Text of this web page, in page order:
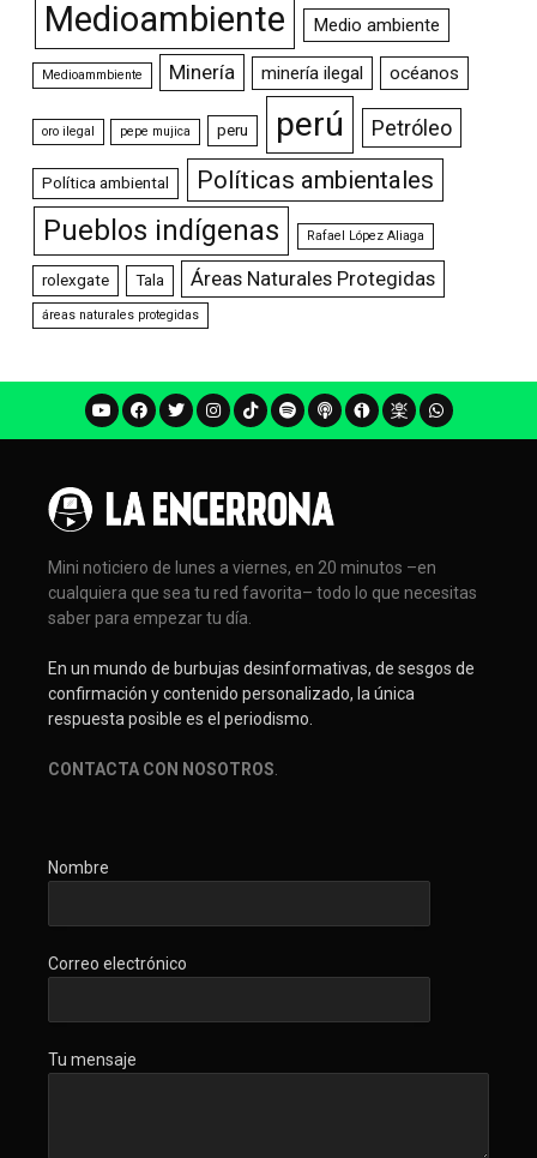
Medioambiente Medio ambiente
Medioammbiente Minería minería ilegal océanos
oro ilegal pepe mujica peru perú Petróleo
Política ambiental Políticas ambientales
Pueblos indígenas Rafael López Aliaga
rolexgate Tala Áreas Naturales Protegidas
áreas naturales protegidas
Mini noticiero de lunes a viernes, en 20 minutos –en
cualquiera que sea tu red favorita– todo lo que necesitas
saber para empezar tu día.
En un mundo de burbujas desinformativas, de sesgos de
confirmación y contenido personalizado, la única
respuesta posible es el periodismo.
CONTACTA CON NOSOTROS
Nombre
Correo electrónico
Tu mensaje